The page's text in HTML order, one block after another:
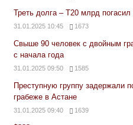
Треть долга – Т20 млрд
31.01.2025 10:45 1673
Свыше 90 человек с двойным
с начала года
31.01.2025 09:50 1585
Преступную группу задержали
грабеже в Астане
31.01.2025 09:40 1639